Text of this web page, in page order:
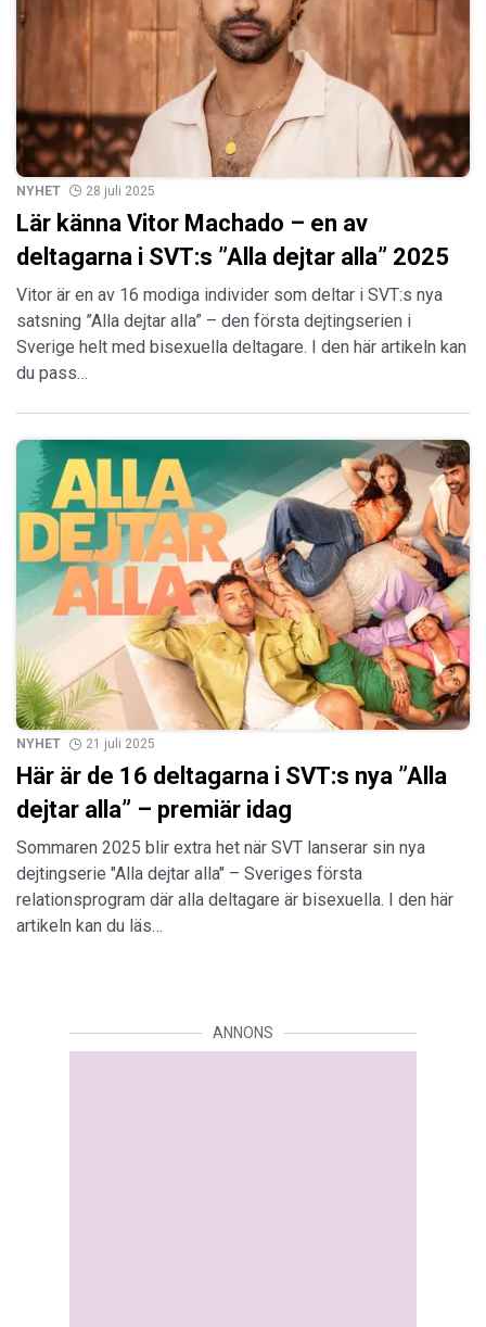
NYHET 28 juli 2025
Lär känna Vitor Machado – en av
deltagarna i SVT:s ”Alla dejtar alla” 2025
Vitor är en av 16 modiga individer som deltar i SVT:s nya
satsning ”Alla dejtar alla” – den första dejtingserien i
Sverige helt med bisexuella deltagare. I den här artikeln kan
du pass…
NYHET 21 juli 2025
Här är de 16 deltagarna i SVT:s nya ”Alla
dejtar alla” – premiär idag
Sommaren 2025 blir extra het när SVT lanserar sin nya
dejtingserie "Alla dejtar alla" – Sveriges första
relationsprogram där alla deltagare är bisexuella. I den här
artikeln kan du läs…
ANNONS